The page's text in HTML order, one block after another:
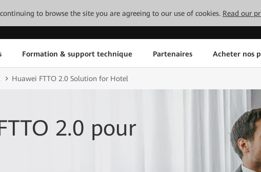
to browse the site you are agreeing to our use of cookies. Read our
Formation & support technique Partenaires Acheter nos
Huawei FTTO 2.0 Solution for Hotel
2.0 pour